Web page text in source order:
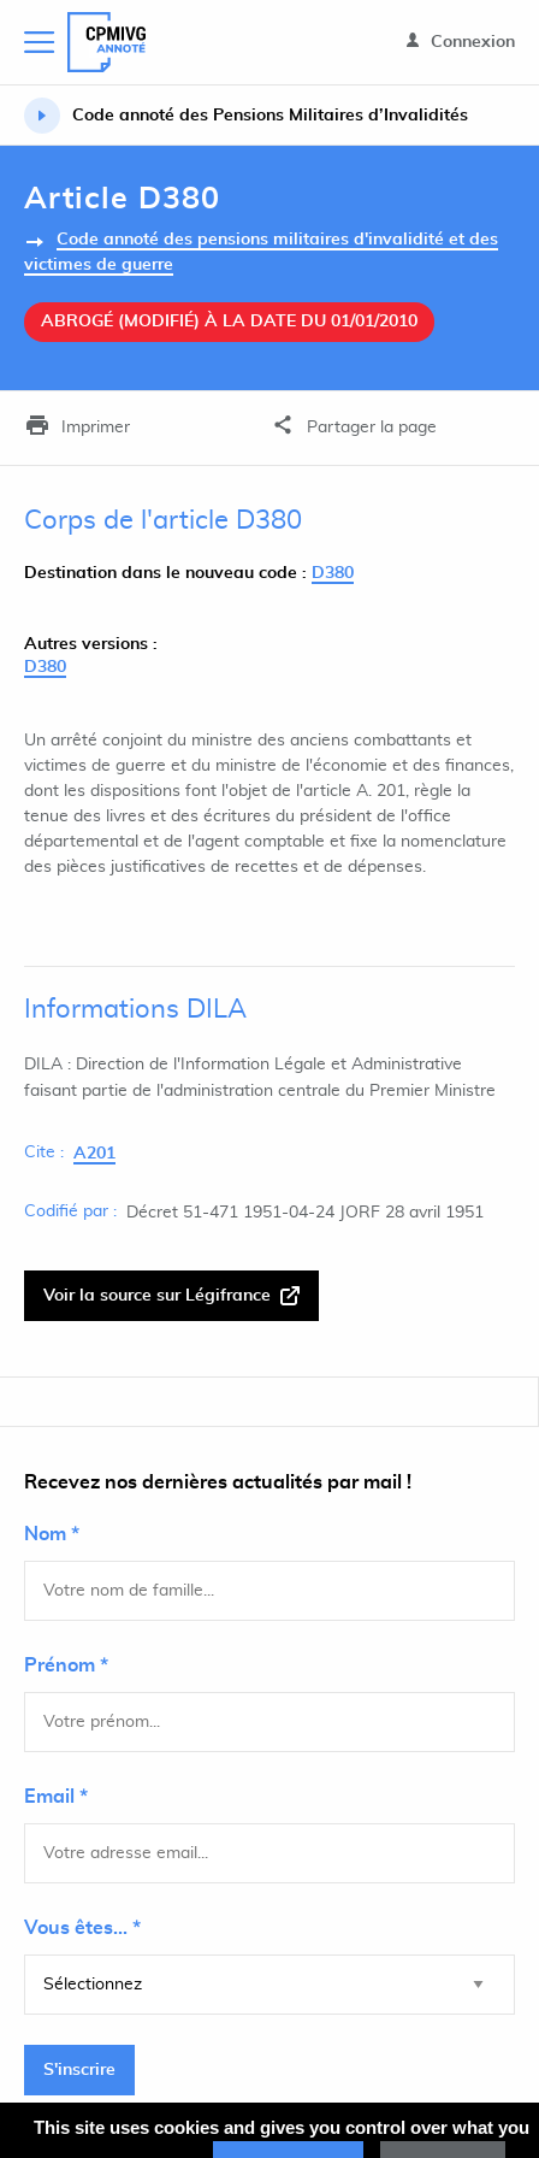
Connexion
Code annoté des Pensions Militaires d’Invalidités
Article D380
Code annoté des pensions militaires d'invalidité et des
victimes de guerre
ABROGÉ (MODIFIÉ) À LA DATE DU 01/01/2010
Imprimer Partager la page
Corps de l'article D380
Destination dans le nouveau code : D380
Autres versions :
D380
Un arrêté conjoint du ministre des anciens combattants et
victimes de guerre et du ministre de l'économie et des finances,
dont les dispositions font l'objet de l'article A. 201, règle la
tenue des livres et des écritures du président de l'office
départemental et de l'agent comptable et fixe la nomenclature
des pièces justificatives de recettes et de dépenses.
Informations DILA
DILA : Direction de l'Information Légale et Administrative
faisant partie de l'administration centrale du Premier Ministre
Cite : A201
Codifié par : Décret 51-471 1951-04-24 JORF 28 avril 1951
Voir la source sur Légifrance
Recevez nos dernières actualités par mail !
Nom *
Prénom *
Email *
Vous êtes... *
S'inscrire
This site uses cookies and gives you control over what you